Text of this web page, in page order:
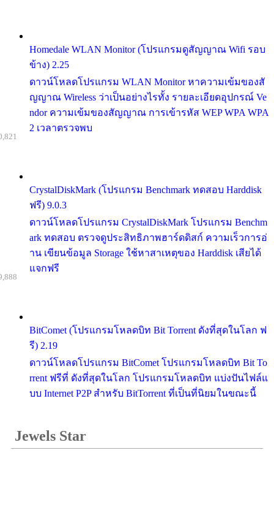
Homedale WLAN Monitor (โปรแกรมดูสัญญาณ Wifi รอบ
ข้าง) 2.25
ดาวน์โหลดโปรแกรม WLAN Monitor หาความเข้มของสั
ญญาณ Wireless ว่าเป็นอย่างไรทั้ง รายละเอียดอุปกรณ์ Ve
ndor ความเข้มของสัญญาณ การเข้ารหัส WEP WPA WPA
2 เวลาตรวจพบ
CrystalDiskMark (โปรแกรม Benchmark ทดสอบ Harddisk
ฟรี) 9.0.3
ดาวน์โหลดโปรแกรม CrystalDiskMark โปรแกรม Benchm
ark ทดสอบ ตรวจดูประสิทธิภาพฮาร์ดดิสก์ ความเร็วการอ่
าน เขียนข้อมูล Storage ใช้หาสาเหตุของ Harddisk เสียได้
แจกฟรี
BitComet (โปรแกรมโหลดบิท Bit Torrent ดังที่สุดในโลก ฟ
รี) 2.19
ดาวน์โหลดโปรแกรม BitComet โปรแกรมโหลดบิท Bit To
rrent ฟรีที่ ดังที่สุดในโลก โปรแกรมโหลดบิท แบ่งปันไฟล์แ
บบ Internet P2P สำหรับ BitTorrent ที่เป็นที่นิยมในขณะนี้
Jewels Star